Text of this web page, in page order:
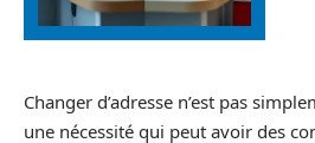
Changer d’adresse n’est pas
une nécessité qui peut avoir des